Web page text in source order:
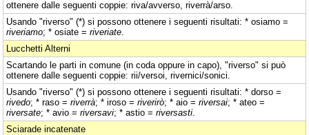
ottenere dalle seguenti coppie: riva/avverso, riverrà/arso.
Usando "riverso" (*) si possono ottenere i seguenti risultati: * osiamo =
riveriamo; * osiate = riveriate
Lucchetti Alterni
Scartando le parti in comune (in coda oppure in capo), "riverso" si può
ottenere dalle seguenti coppie: rii/versoi, rivernici/sonici.
Usando "riverso" (*) si possono ottenere i seguenti risultati: * dorso =
rivedo; * raso = riverrà; * iroso = riverirò; * aio = riversai; * ateo =
riversate; * avio = riversavi; * astio = riversasti
Sciarade incatenate